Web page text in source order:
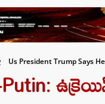
Us President Trump Says